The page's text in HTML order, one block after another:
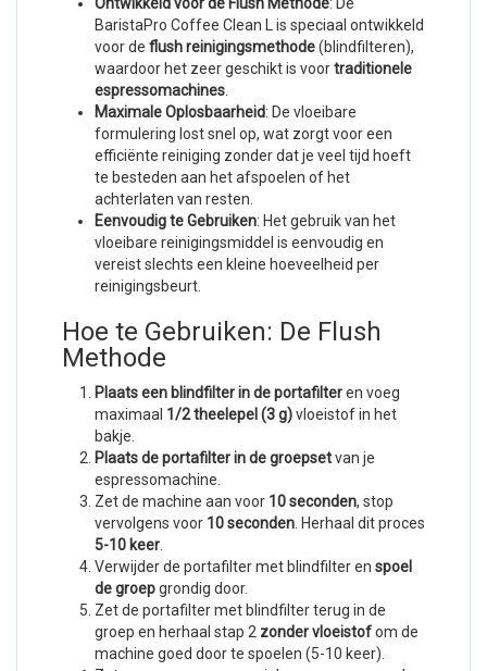
BaristaPro Coffee Clean L is speciaal ontwikkeld
voor de flush reinigingsmethode(blindfilteren),
waardoor het zeer geschikt is voortraditionele
espressomachines
Maximale Oplosbaarheid: De vloeibare
formulering lost snel op, wat zorgt voor een
efficiënte reiniging zonder dat je veel tijd hoeft
te besteden aan het afspoelen of het
achterlaten van resten.
Eenvoudig te Gebruiken: Het gebruik van het
vloeibare reinigingsmiddel is eenvoudig en
vereist slechts een kleine hoeveelheid per
reinigingsbeurt.
Hoe te Gebruiken: De Flush
Methode
Plaats een blindfilter in de portafilteren voeg
maximaal 1/2 theelepel (3 g)vloeistof in het
bakje.
Plaats de portafilter in de groepsetvan je
espressomachine.
Zet de machine aan voor 10 seconden, stop
vervolgens voor 10 seconden . Herhaal dit proces
5-10 keer
Verwijder de portafilter met blindfilter en spoel
de groepgrondig door.
Zet de portafilter met blindfilter terug in de
groep en herhaal stap 2 zonder vloeistofom de
machine goed door te spoelen (5-10 keer).